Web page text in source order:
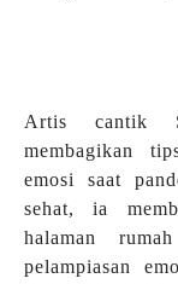
Artis cantik
membagikan
emosi saat
sehat, ia
halaman
pelampiasan